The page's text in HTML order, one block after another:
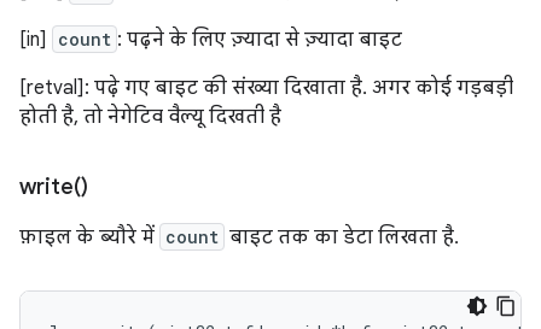
[in]
count : पढ़ने के लिए ज़्यादा से ज़्यादा बाइट
[retval]: पढ़े गए बाइट की संख्या दिखाता है. अगर कोई गड़बड़ी
होती है, तो नेगेटिव वैल्यू दिखती है
write()
फ़ाइल के ब्यौरे में count बाइट तक का डेटा लिखता है.